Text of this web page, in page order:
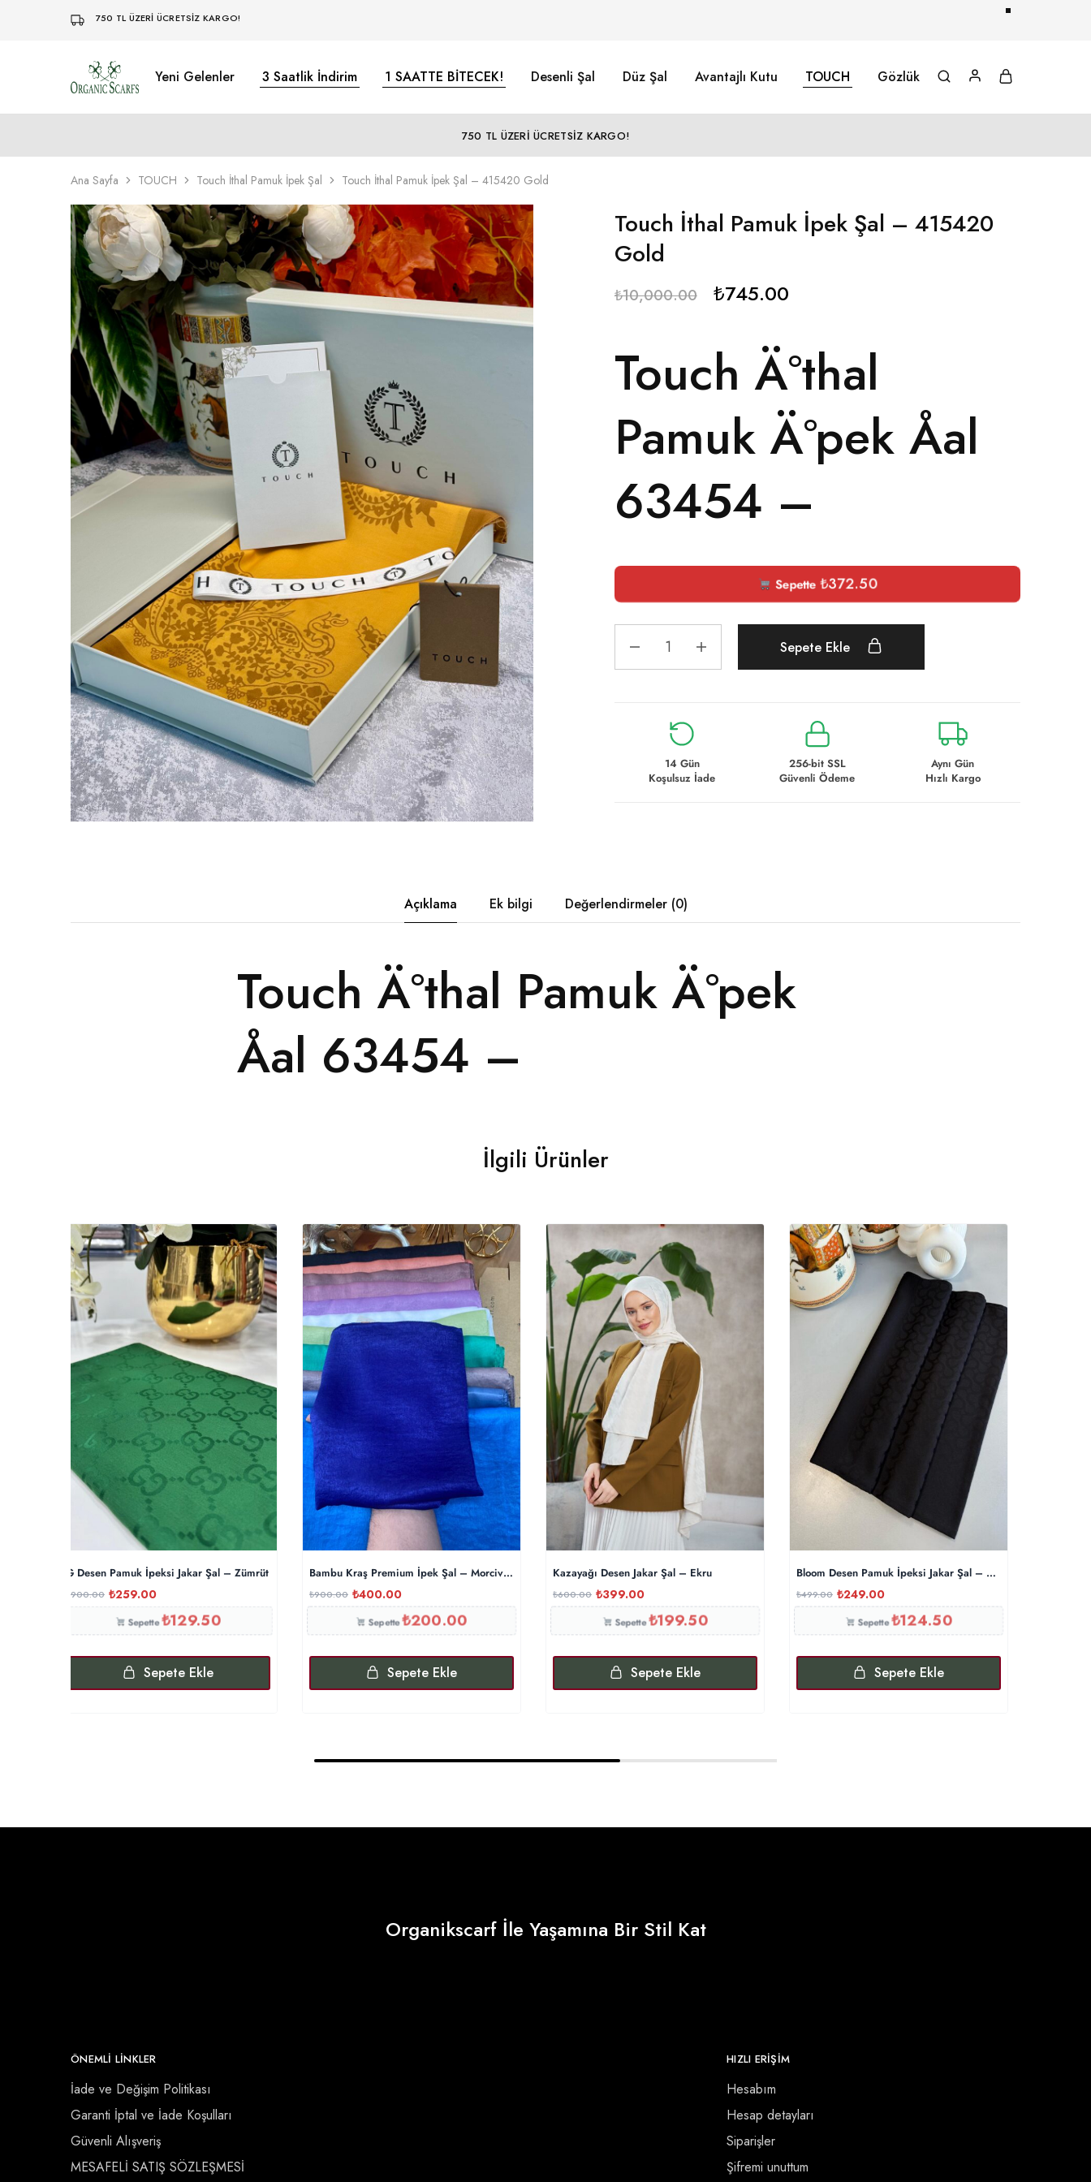
750 TL ÜZERİ ÜCRETSİZ KARGO!
Organikscarf Yeni Gelenler 3 Saatlik İndirim 1 SAATTE BİTECEK! Desenli Şal Düz Şal Avantajlı Kutu TOUCH Gözlük
750 TL ÜZERİ ÜCRETSİZ KARGO!
Ana Sayfa TOUCH Touch İthal Pamuk İpek Şal Touch İthal Pamuk İpek Şal – 415420 Gold
Touch İthal Pamuk İpek Şal – 415420
Gold
₺10,000.00 ₺745.00
Touch Ä°thal
Pamuk Ä°pek Åal
63454 –
Sepette₺372.50
Sepete Ekle
14 Gün
Koşulsuz İade
256-bit SSL
Güvenli Ödeme
Aynı Gün
Hızlı Kargo
Açıklama Ek bilgi Değerlendirmeler (0)
Touch Ä°thal Pamuk Ä°pek
Åal 63454 –
İlgili Ürünler
G Desen Pamuk İpeksi Jakar Şal – Zümrüt
900.00 ₺259.00
Sepette₺129.50
Sepete Ekle
Bambu Kraş Premium İpek Şal – Morcivert
₺900.00 ₺400.00
Sepette₺200.00
Sepete Ekle
Kazayağı Desen Jakar Şal – Ekru
₺600.00 ₺399.00
Sepette₺199.50
Sepete Ekle
Bloom Desen Pamuk İpeksi Jakar Şal – Siyah
₺499.00 ₺249.00
Sepette₺124.50
Sepete Ekle
Organikscarf İle Yaşamına Bir Stil Kat
ÖNEMLI LINKLER
İade ve Değişim Politikası
Garanti İptal ve İade Koşulları
Güvenli Alışveriş
MESAFELİ SATIŞ SÖZLEŞMESİ
HIZLI ERİŞİM
Hesabım
Hesap detayları
Siparişler
Şifremi unuttum